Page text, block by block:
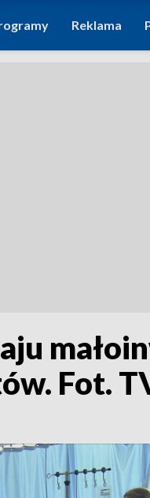
Reklama
Fot.